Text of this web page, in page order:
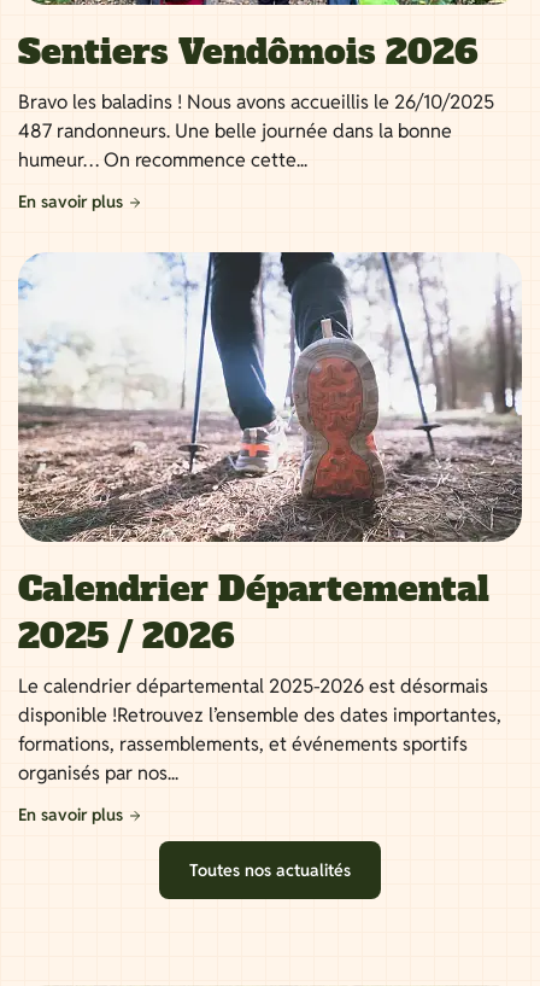
Sentiers Vendômois 2026
Bravo les baladins ! Nous avons accueillis le 26/10/2025
487 randonneurs. Une belle journée dans la bonne
humeur… On recommence cette...
En savoir plus
Calendrier Départemental
2025 / 2026
Le calendrier départemental 2025-2026 est désormais
disponible !Retrouvez l’ensemble des dates importantes,
formations, rassemblements, et événements sportifs
organisés par nos...
En savoir plus
Toutes nos actualités